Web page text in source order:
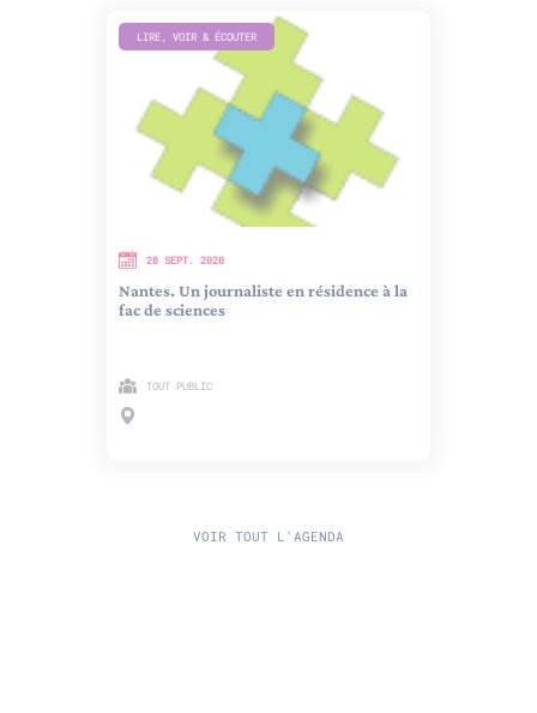
LIRE, VOIR & ÉCOUTER
28 SEPT. 2020
Nantes. Un journaliste en résidence à la
fac de sciences
TOUT PUBLIC
VOIR TOUT L'AGENDA